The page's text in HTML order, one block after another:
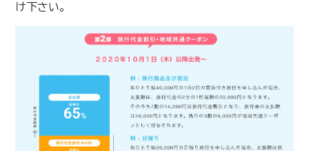
け下さい。